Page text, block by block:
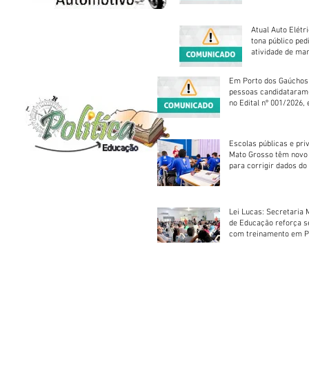
Atual Auto
tona público
atividade de
Em Porto dos
pessoas
no Edital nº 001/2026,
Escolas públicas e
Mato Grosso têm
para corrigir dados do
Lei Lucas: Secretaria
de Educação reforça
com treinamento em